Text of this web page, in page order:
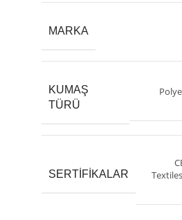
MARKA
KUMAŞ
TÜRÜ
SERTIFIKALAR
Textiles